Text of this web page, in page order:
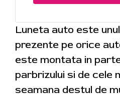
Luneta auto este
prezente pe orice
este montata in
parbrizului si de cele
seamana destul de